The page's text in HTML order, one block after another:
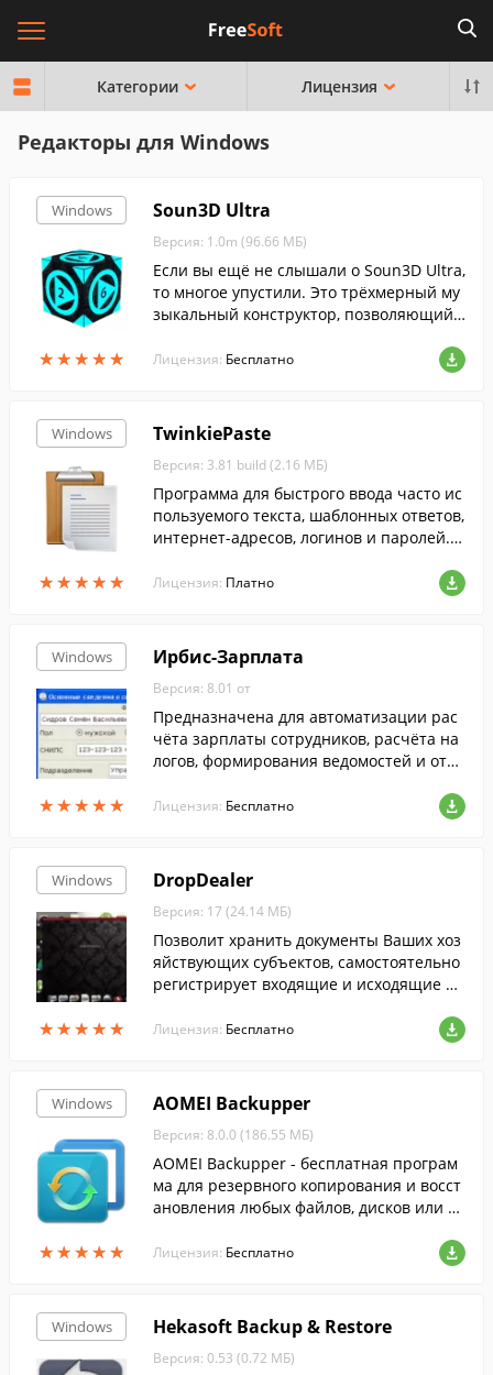
Категории Лицензия
Редакторы для Windows
Windows
★★★★★
★★★★★
Soun3D Ultra
Версия: 1.0m (96.66 МБ)
Если вы ещё не слышали о Soun3D Ultra,
то многое упустили. Это трёхмерный му
зыкальный конструктор, позволяющий
ону.
Лицензия: Бесплатно
Windows
★★★★★
★★★★★
TwinkiePaste
Версия: 3.81 build (2.16 МБ)
Программа для быстрого ввода часто ис
пользуемого текста, шаблонных ответов,
интернет-адресов, логинов и паролей. T
кст в любые приложения.
Лицензия: Платно
Windows
★★★★★
★★★★★
Ирбис-Зарплата
Версия: 8.01 от
Предназначена для автоматизации рас
чёта зарплаты сотрудников, расчёта на
логов, формирования ведомостей и отчё
им быстродействием и надёжностью.
Лицензия: Бесплатно
Windows
★★★★★
★★★★★
DropDealer
Версия: 17 (24.14 МБ)
Позволит хранить документы Ваших хоз
яйствующих субъектов, самостоятельно
регистрирует входящие и исходящие до
ствляет хранение и защиту данных.
Лицензия: Бесплатно
Windows
★★★★★
★★★★★
AOMEI Backupper
Версия: 8.0.0 (186.55 МБ)
AOMEI Backupper - бесплатная програм
ма для резервного копирования и восст
ановления любых файлов, дисков или р
Лицензия: Бесплатно
Windows Hekasoft Backup & Restore
Версия: 0.53 (0.72 МБ)